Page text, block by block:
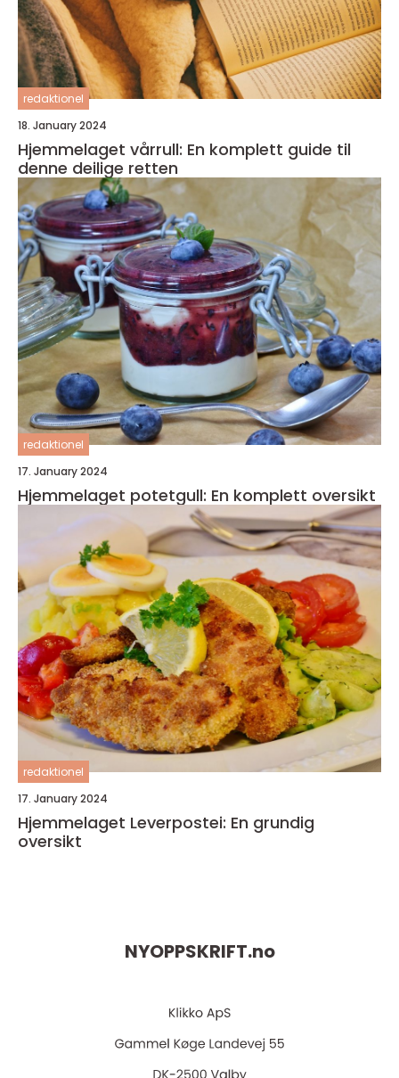
redaktionel
18. January 2024
Hjemmelaget vårrull: En komplett guide til
denne deilige retten
redaktionel
17. January 2024
Hjemmelaget potetgull: En komplett oversikt
redaktionel
17. January 2024
Hjemmelaget Leverpostei: En grundig
oversikt
NYOPPSKRIFT.no